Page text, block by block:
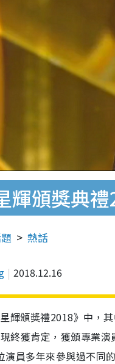
輝頒獎典
熱話
2018.12.16
輝頒獎禮2018》中，
終獲肯定，獲頒專業
演員多年來參與過不同